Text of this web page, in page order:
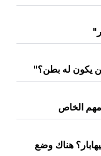
يكون له بطن؟"
الخاص
هناك وضع